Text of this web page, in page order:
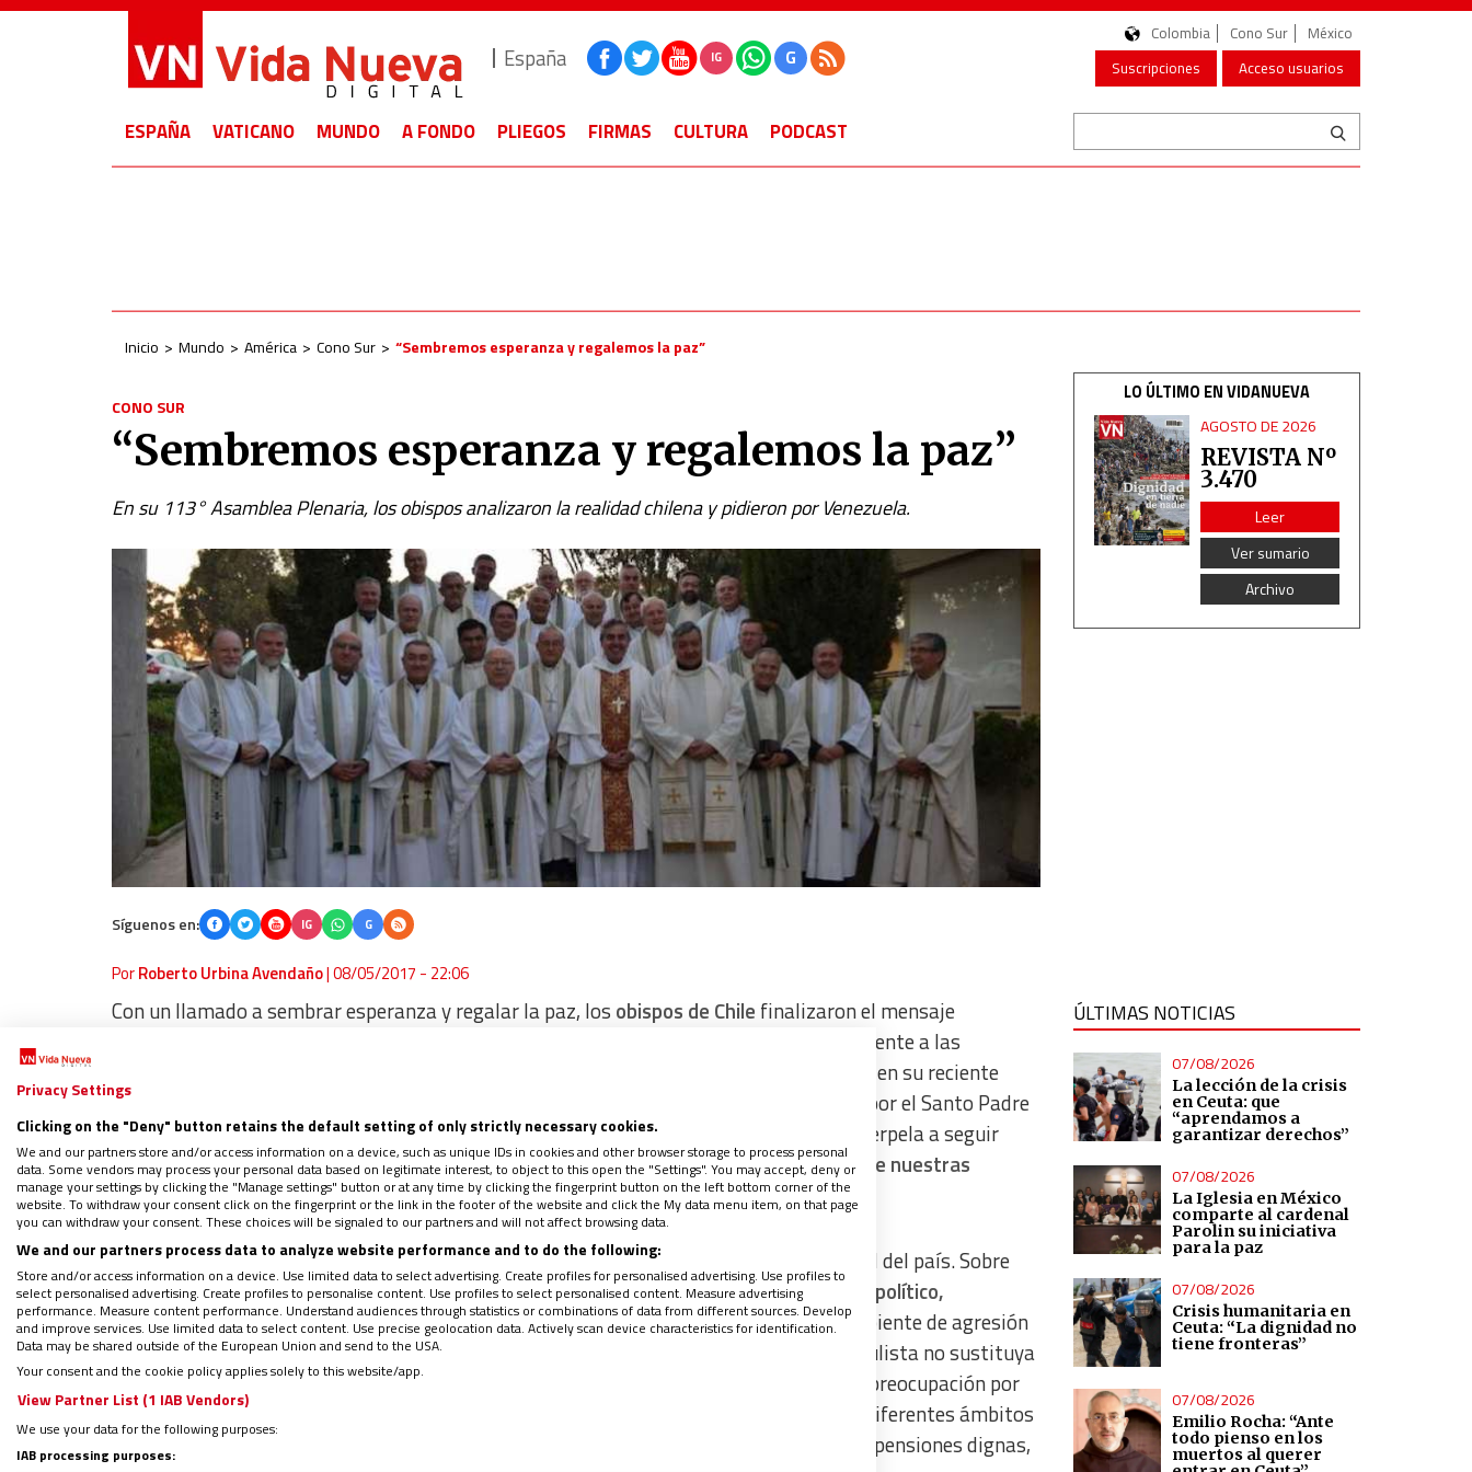
España IG G
Colombia Cono Sur
México
Suscripciones
Acceso usuarios
ESPAÑA VATICANO MUNDO A FONDO PLIEGOS FIRMAS CULTURA PODCAST
Inicio Mundo América Cono Sur “Sembremos esperanza y regalemos la paz”
CONO SUR
“Sembremos esperanza y regalemos la paz”
En su 113° Asamblea Plenaria, los obispos analizaron la realidad chilena y pidieron por Venezuela.
Síguenos en: IG G
PorRoberto Urbina Avendaño|08/05/2017 - 22:06
Con un llamado a sembrar esperanza y regalar la paz, los obispos de Chile finalizaron el mensaje
realizada a fines de abril. Dirigido “especialmente a las
comunidades católicas” les comparten la gratitud que sienten por la experiencia vivida en su reciente
visita
, “en la que hemos sido acogidos, escuchados, animados y confirmados por el Santo Padre
Franciscoen nuestra misión evangelizadora. Su lúcida mirada sobre la realidad nos interpela a seguir
proclamando la Buena Noticia de Jesús en este tiempo, en nuestro país y en cada una de nuestras
diócesis”, expresan.
Como es habitual en estas asambleas, los obispos dedicaron tiempo a mirar la realidad del país. Sobre
ella,en el mensaje señalan su preocupación por “la grave crispación del debate social y político,
especialmente en este año electoral”. Y agregan: “no nos dejemos provocar por un ambiente de agresión
y descalificación que cierra sus puertas a toda confianza. Que la consigna rápida y populista no sustituya
a los argumentos de fondo, ni que el cálculo desplace a los valores”. Expresan también preocupación por
las iniciativas que promueven el aborto, por las diversas situaciones de corrupción en diferentes ámbitos
de la sociedad y porque se otorgue un apropiado tratamiento a la discusión respecto a pensiones dignas,
LO ÚLTIMO EN VIDANUEVA
AGOSTO DE 2026
REVISTA Nº
3.470
Leer
Ver sumario
Archivo
ÚLTIMAS NOTICIAS
07/08/2026
La lección de la crisis
en Ceuta: que
“aprendamos a
garantizar derechos”
07/08/2026
La Iglesia en México
comparte al cardenal
Parolin su iniciativa
para la paz
07/08/2026
Crisis humanitaria en
Ceuta: “La dignidad no
tiene fronteras”
07/08/2026
Emilio Rocha: “Ante
todo pienso en los
muertos al querer
Privacy Settings
Clicking on the "Deny" button retains the default setting of only strictly necessary cookies.
We and our partners store and/or access information on a device, such as unique IDs in cookies and other browser storage to process personal
data. Some vendors may process your personal data based on legitimate interest, to object to this open the "Settings". You may accept, deny or
manage your settings by clicking the "Manage settings" button or at any time by clicking the fingerprint button on the left bottom corner of the
website. To withdraw your consent click on the fingerprint or the link in the footer of the website and click the My data menu item, on that page
you can withdraw your consent. These choices will be signaled to our partners and will not affect browsing data.
We and our partners process data to analyze website performance and to do the following:
Store and/or access information on a device. Use limited data to select advertising. Create profiles for personalised advertising. Use profiles to
select personalised advertising. Create profiles to personalise content. Use profiles to select personalised content. Measure advertising
performance. Measure content performance. Understand audiences through statistics or combinations of data from different sources. Develop
and improve services. Use limited data to select content. Use precise geolocation data. Actively scan device characteristics for identification.
Data may be shared outside of the European Union and send to the USA.
Your consent and the cookie policy applies solely to this website/app.
View Partner List (1 IAB Vendors)
We use your data for the following purposes:
IAB processing purposes: